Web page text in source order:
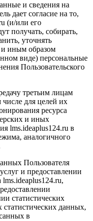
и сведения на
дает согласие на то,
(и/или его
получать, собирать,
уточнять
и иным образом
виде) персональные
Пользовательского
третьим лицам
для целей их
ресурса
и иных
lms.ideaplus124.ru в
аналогичного
Пользователя
и предоставлении
lms.ideaplus124.ru,
статистических
данных,
в